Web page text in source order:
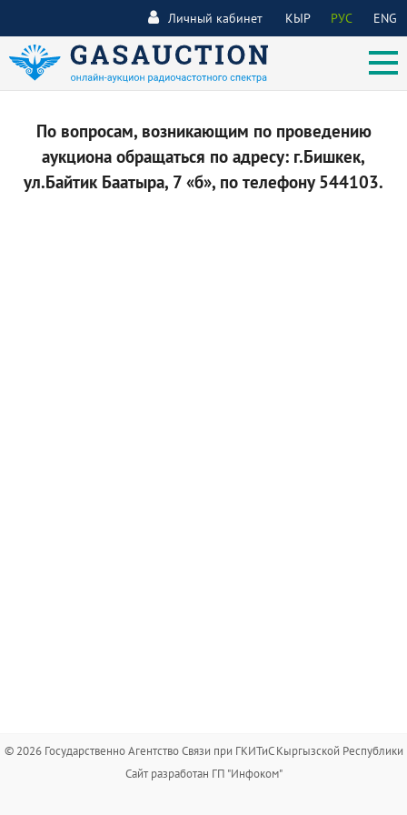
КЫР РУС ENG
Личный кабинет
По вопросам, возникающим по проведению
аукциона обращаться по адресу: г.Бишкек,
ул.Байтик Баатыра, 7 «б», по телефону 544103.
© 2026 Государственно Агентство Связи при ГКИТиС Кыргызской Республики
Сайт разработан ГП "Инфоком"